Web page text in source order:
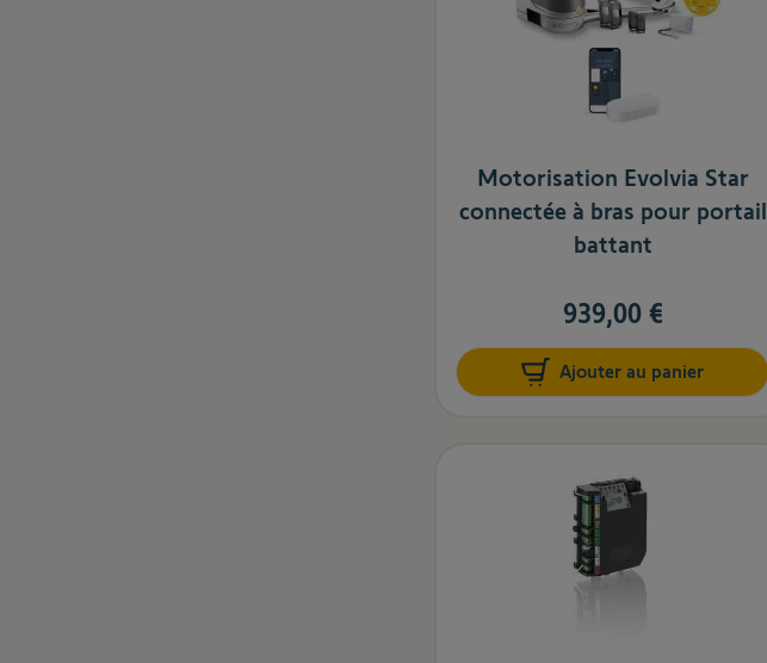
Motorisation Evolvia Star
connectée à bras pour portail
battant
939,00 €
Ajouter au panier